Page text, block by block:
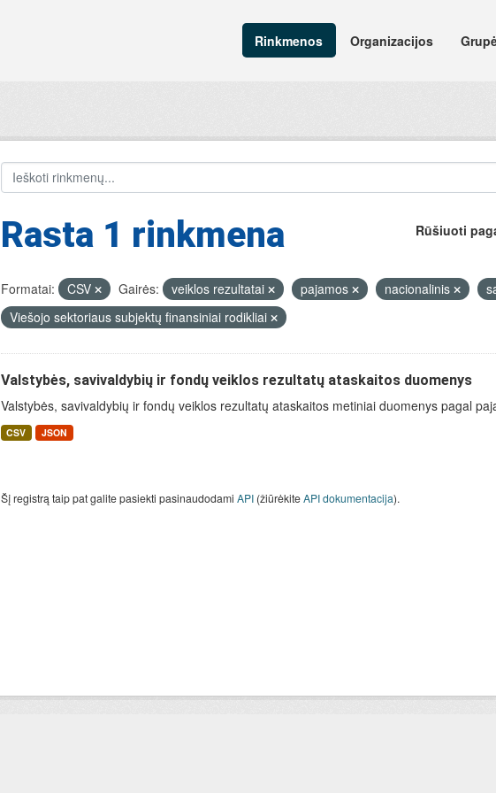
Rinkmenos
Organizacijos
Rūšiuoti
Rasta 1 rinkmena
Formatai: CSV Gairės: veiklos rezultatai pajamos nacionalinis
Viešojo sektoriaus subjektų finansiniai rodikliai
Valstybės, savivaldybių ir fondų veiklos rezultatų ataskaitos duomenys
Valstybės, savivaldybių ir fondų veiklos rezultatų ataskaitos metiniai duomenys pagal
CSV JSON
Šį registrą taip pat galite pasiekti pasinaudodami API(žiūrėkiteAPI dokumentacija).